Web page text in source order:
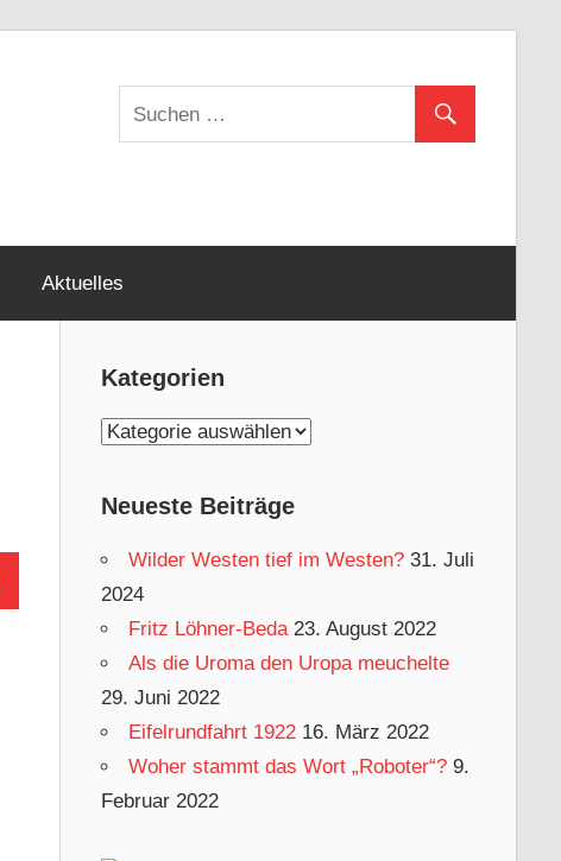
Aktuelles
Kategorien
K
t
g
o
r
i
e
n
Neueste Beiträge
Wilder Westen tief im Westen? 31. Juli
2024
Fritz Löhner-Beda 23. August 2022
Als die Uroma den Uropa meuchelte
29. Juni 2022
Eifelrundfahrt 1922 16. März 2022
Woher stammt das Wort „Roboter“? 9.
Februar 2022